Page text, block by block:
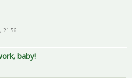
21:56
baby!